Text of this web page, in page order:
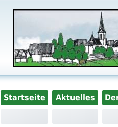
Startseite Aktuelles